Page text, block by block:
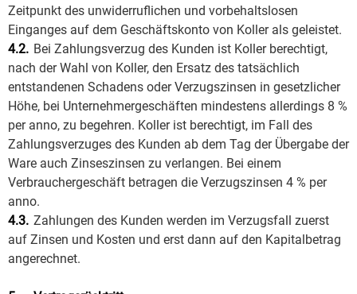
Zeitpunkt des unwiderruflichen und vorbehaltslosen
Einganges auf dem Geschäftskonto von Koller als geleistet.
4.2. Bei Zahlungsverzug des Kunden ist Koller berechtigt,
nach der Wahl von Koller, den Ersatz des tatsächlich
entstandenen Schadens oder Verzugszinsen in gesetzlicher
Höhe, bei Unternehmergeschäften mindestens allerdings 8 %
per anno, zu begehren. Koller ist berechtigt, im Fall des
Zahlungsverzuges des Kunden ab dem Tag der Übergabe der
Ware auch Zinseszinsen zu verlangen. Bei einem
Verbrauchergeschäft betragen die Verzugszinsen 4 % per
anno.
4.3. Zahlungen des Kunden werden im Verzugsfall zuerst
auf Zinsen und Kosten und erst dann auf den Kapitalbetrag
angerechnet.